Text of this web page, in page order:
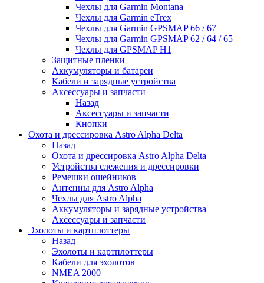
Чехлы для Garmin Montana
Чехлы для Garmin eTrex
Чехлы для Garmin GPSMAP 66 / 67
Чехлы для Garmin GPSMAP 62 / 64 / 65
Чехлы для GPSMAP H1
Защитные пленки
Аккумуляторы и батареи
Кабели и зарядные устройства
Аксессуары и запчасти
Назад
Аксессуары и запчасти
Кнопки
Охота и дрессировка Astro Alpha Delta
Назад
Охота и дрессировка Astro Alpha Delta
Устройства слежения и дрессировки
Ремешки ошейников
Антенны для Astro Alpha
Чехлы для Astro Alpha
Аккумуляторы и зарядные устройства
Аксессуары и запчасти
Эхолоты и картплоттеры
Назад
Эхолоты и картплоттеры
Кабели для эхолотов
NMEA 2000